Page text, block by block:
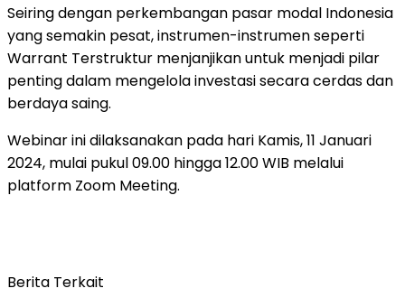
Seiring dengan perkembangan pasar modal Indonesia
yang semakin pesat, instrumen-instrumen seperti
Warrant Terstruktur menjanjikan untuk menjadi pilar
penting dalam mengelola investasi secara cerdas dan
berdaya saing.
Webinar ini dilaksanakan pada hari Kamis, 11 Januari
2024, mulai pukul 09.00 hingga 12.00 WIB melalui
platform Zoom Meeting.
Berita Terkait